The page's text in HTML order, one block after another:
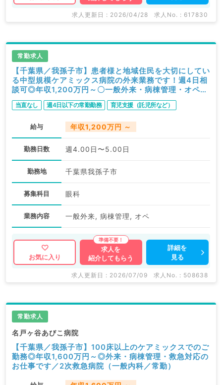
求人更新日 : 2026/04/28 求人No. : 617830
常勤求人
【千葉県／我孫子市】患者様と地域住民を大切にしてい
る中型規模ケアミックス病院の外来業務です！週4日相
談可◎年収1,200万円～〇一般外来・病棟管理・オペの
お仕事★2次救急病院です。（眼科／常勤）
当直なし 週4日以下の常勤勤務 育児支援（託児所など）
給与 年収1,200万円 ～
勤務日数 週4.00日〜5.00日
勤務地 千葉県我孫子市
募集科目 眼科
業務内容 一般外来, 病棟管理, オペ
お気に入り
求人を
紹介してもらう
詳細を
見る
求人更新日 : 2026/07/09 求人No. : 508638
常勤求人
名戸ヶ谷あびこ病院
【千葉県／我孫子市】100床以上のケアミックスでのご
勤務◎年収1,600万円～◎外来・病棟管理・救急対応の
お仕事です／2次救急病院（一般内科／常勤）